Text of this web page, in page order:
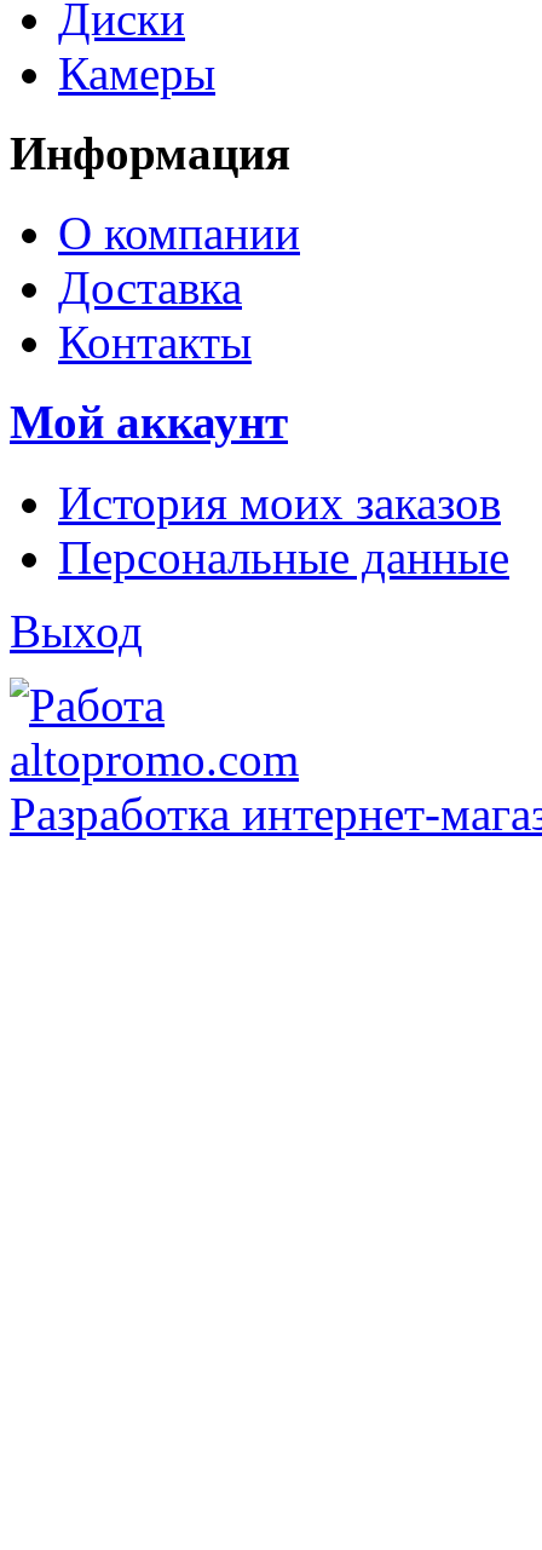
Диски
Камеры
Информация
О компании
Доставка
Контакты
Мой аккаунт
История моих заказов
Персональные данные
Выход
Разработка интернет-